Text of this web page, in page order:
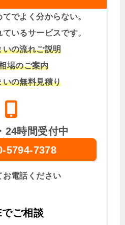
でよく分からない。
いるサービスです。
いの流れご説明
場のご案内
いの無料見積り
24時間受付中
5794-7378
お電話ください
ご相談